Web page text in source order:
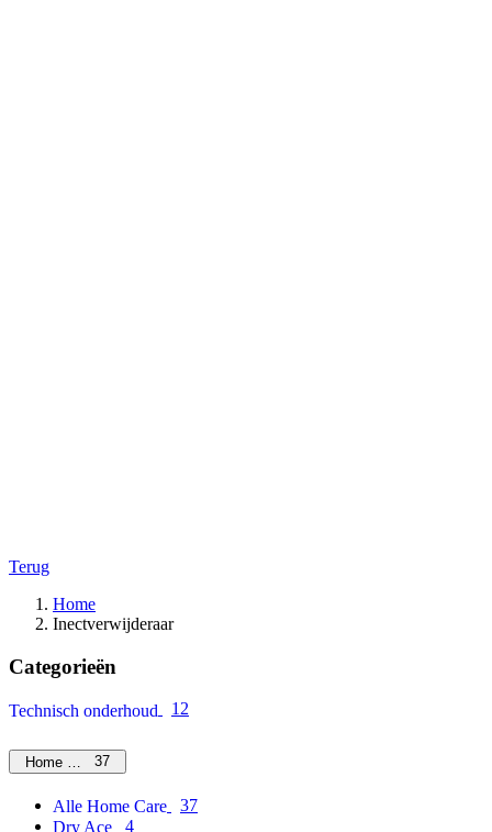
Terug
Home
Inectverwijderaar
Categorieën
Technisch onderhoud 12
Home Care37
Alle Home Care
37
Dry Ace
4